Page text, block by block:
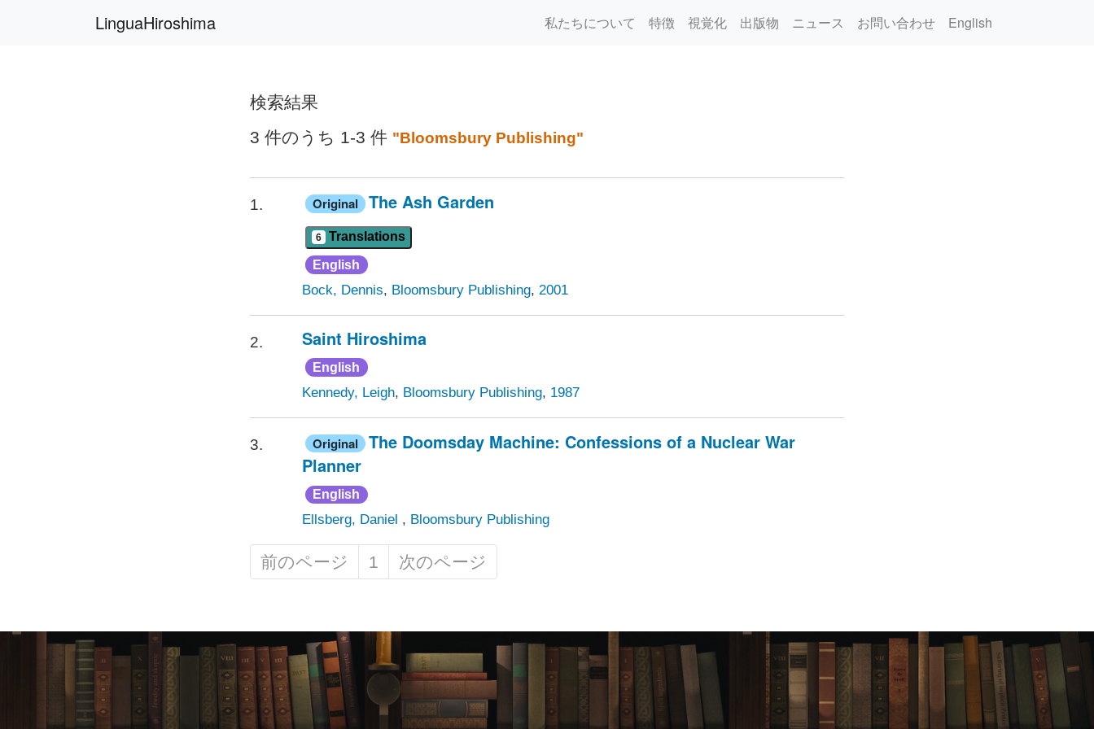
LinguaHiroshima 私たちについて 特徴 視覚化 出版物 ニュース お問い合わせ English
検索結果
3 件のうち 1-3 件 "Bloomsbury Publishing"
1. Original The Ash Garden
6 Translations
English
Bock, Dennis, Bloomsbury Publishing, 2001
2. Saint Hiroshima
English
Kennedy, Leigh, Bloomsbury Publishing, 1987
3. Original
The Doomsday Machine: Confessions of a Nuclear War
Planner
English
Ellsberg, Daniel , Bloomsbury Publishing
前のページ 1 次のページ